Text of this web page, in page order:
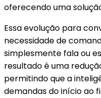
oferecendo uma
Essa evolução para
necessidade de
simplesmente fala ou
resultado é uma
permitindo que a
demandas do início ao